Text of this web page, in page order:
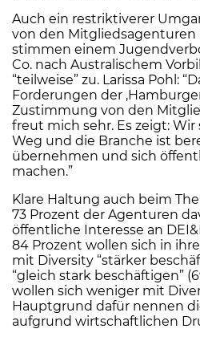
Auch ein restriktiverer
von den Mitgliedsagenturen
stimmen einem
Co. nach Australischem
“teilweise” zu. Larissa Pohl:
Forderungen der
Zustimmung von den
freut mich sehr. Es zeigt:
Weg und die Branche ist
übernehmen und sich
machen.”
Klare Haltung auch beim
73 Prozent der Agenturen
öffentliche Interesse an
84 Prozent wollen sich in
mit Diversity “stärker
“gleich stark beschäftigen”
wollen sich weniger mit
Hauptgrund dafür nennen
aufgrund wirtschaftlichen